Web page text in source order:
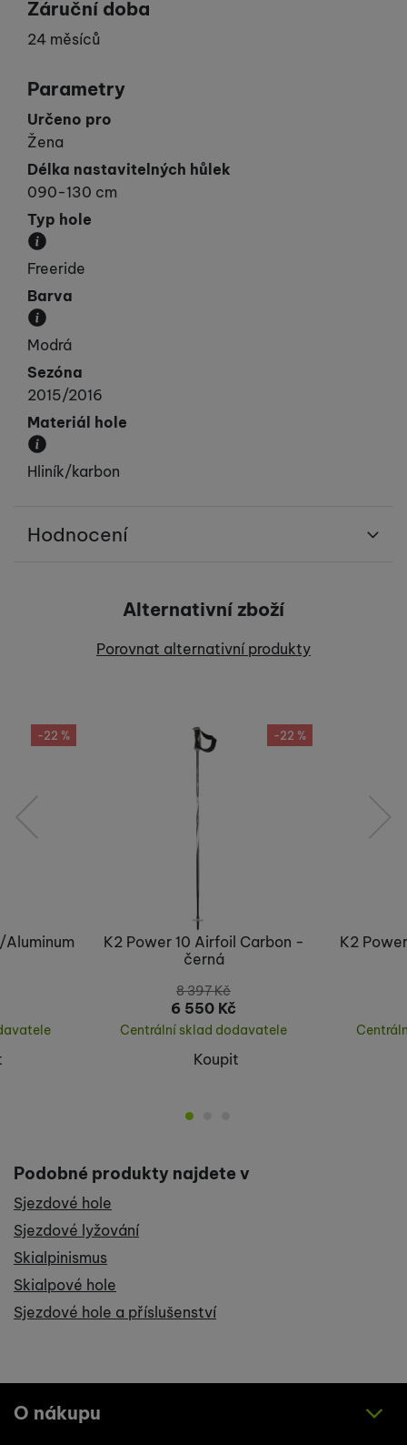
Záruční doba
24 měsíců
Parametry
Určeno pro
Žena
Délka nastavitelných hůlek
090-130 cm
Typ hole
Doporučené použití hole.
Freeride
Barva
Převládající barva výrobku.
Modrá
Sezóna
2015/2016
Materiál hole
Udává z jakého materiálu jsou hole vyrobeny.
Hliník/karbon
Hodnocení
Recenze
Alternativní zboží
Porovnat alternativní produkty
-22 %
K2 Power 10 Airfoil Carbon -
černá
8 397Kč
6 550 Kč
Centrální sklad dodavatele
Koupit
K2
-22 %
Podobné produkty najdete v
Sjezdové hole
Sjezdové lyžování
Skialpinismus
Skialpové hole
Sjezdové hole a příslušenství
O nákupu